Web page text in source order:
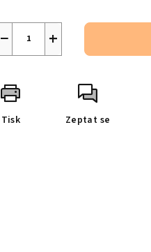
+
−
Tisk Zeptat se